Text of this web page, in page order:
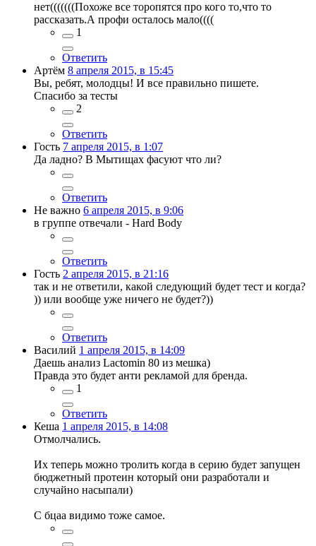
нет(((((((Похоже все торопятся про кого то,что то
рассказать.А профи осталось мало((((
1
Ответить
Артём 8 апреля 2015, в 15:45
Вы, ребят, молодцы! И все правильно пишете.
Спасибо за тесты
2
Ответить
Гость 7 апреля 2015, в 1:07
Да ладно? В Мытищах фасуют что ли?
Ответить
Не важно 6 апреля 2015, в 9:06
в группе отвечали - Hard Body
Ответить
Гость 2 апреля 2015, в 21:16
так и не ответили, какой следующий будет тест и когда?
)) или вообще уже ничего не будет?))
Ответить
Василий 1 апреля 2015, в 14:09
Даешь анализ Lactomin 80 из мешка)
Правда это будет анти рекламой для бренда.
1
Ответить
Кеша 1 апреля 2015, в 14:08
Отмолчались.
Их теперь можно тролить когда в серию будет запущен
бюджетный протеин который они разработали и
случайно насыпали)
С бцаа видимо тоже самое.